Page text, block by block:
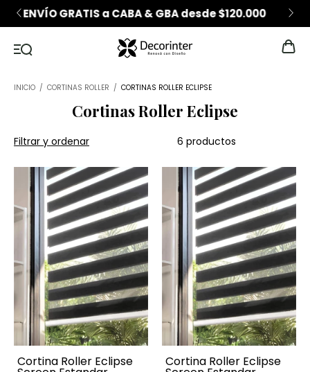
6 CUOTAS SIN INTERÉS desde $200.000
INICIO / CORTINAS ROLLER / CORTINAS ROLLER ECLIPSE
Cortinas Roller Eclipse
Filtrar y ordenar 6 productos
Cortina Roller Eclipse Cortina Roller Eclipse